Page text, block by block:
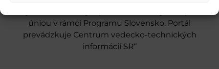
úniou v rámci Programu Slovensko. Portál
prevádzkuje Centrum vedecko-technických
informácií SR“